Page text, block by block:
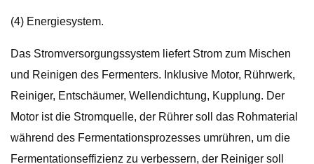
(4) Energiesystem.
Das Stromversorgungssystem liefert Strom zum Mischen
und Reinigen des Fermenters. Inklusive Motor, Rührwerk,
Reiniger, Entschäumer, Wellendichtung, Kupplung. Der
Motor ist die Stromquelle, der Rührer soll das Rohmaterial
während des Fermentationsprozesses umrühren, um die
Fermentationseffizienz zu verbessern, der Reiniger soll